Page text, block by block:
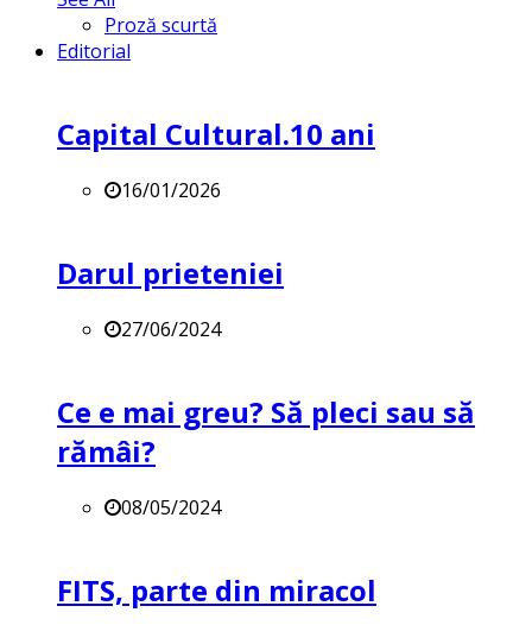
Proză scurtă
Editorial
Capital Cultural.10 ani
16/01/2026
Darul prieteniei
27/06/2024
Ce e mai greu? Să pleci sau să
rămâi?
08/05/2024
FITS, parte din miracol